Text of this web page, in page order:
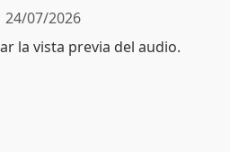
24/07/2026